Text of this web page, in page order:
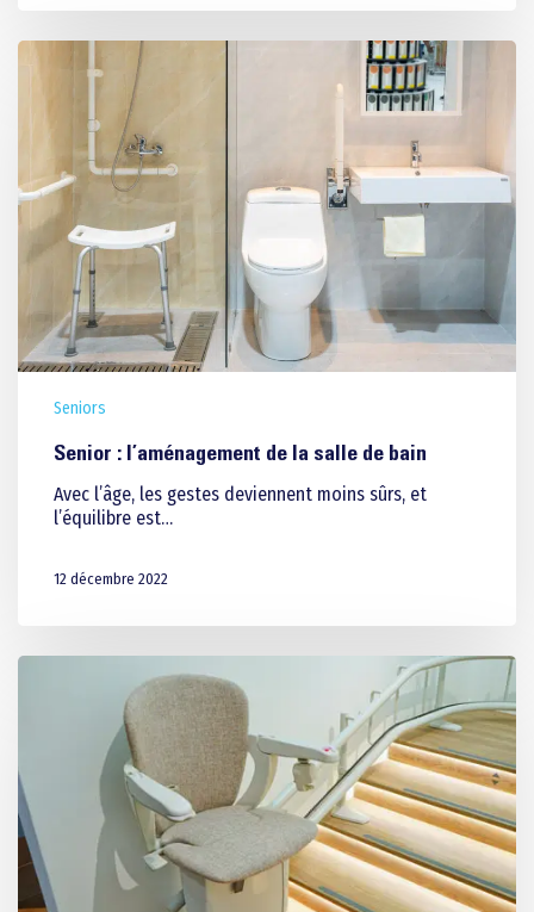
Seniors
Senior : l’aménagement de la salle de bain
Avec l’âge, les gestes deviennent moins sûrs, et
l’équilibre est…
12 décembre 2022